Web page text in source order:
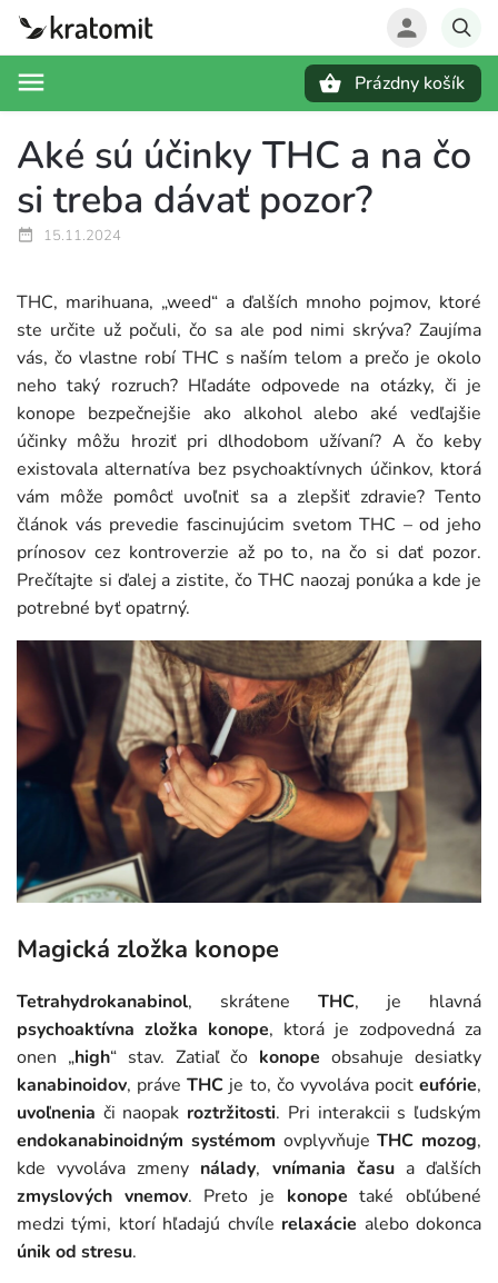
Prázdny košík
Aké sú účinky THC a na čo
si treba dávať pozor?
15.11.2024
THC, marihuana, „weed“ a ďalších mnoho pojmov, ktoré
ste určite už počuli, čo sa ale pod nimi skrýva? Zaujíma
vás, čo vlastne robí THC s naším telom a prečo je okolo
neho taký rozruch? Hľadáte odpovede na otázky, či je
konope bezpečnejšie ako alkohol alebo aké vedľajšie
účinky môžu hroziť pri dlhodobom užívaní? A čo keby
existovala alternatíva bez psychoaktívnych účinkov, ktorá
vám môže pomôcť uvoľniť sa a zlepšiť zdravie? Tento
článok vás prevedie fascinujúcim svetom THC – od jeho
prínosov cez kontroverzie až po to, na čo si dať pozor.
Prečítajte si ďalej a zistite, čo THC naozaj ponúka a kde je
potrebné byť opatrný.
Magická zložka konope
Tetrahydrokanabinol, skrátene THC, je hlavná
psychoaktívna zložka konope, ktorá je zodpovedná za
onen „high“ stav. Zatiaľ čo konope obsahuje desiatky
kanabinoidov, práveTHC je to, čo vyvoláva pocit eufórie,
uvoľnenia či naopak roztržitosti. Pri interakcii s ľudským
endokanabinoidným systémom ovplyvňujeTHC mozog,
kde vyvoláva zmeny nálady, vnímania časua ďalších
zmyslových vnemov. Preto je konope také obľúbené
medzi tými, ktorí hľadajú chvíle relaxácie alebo dokonca
únik od stresu.